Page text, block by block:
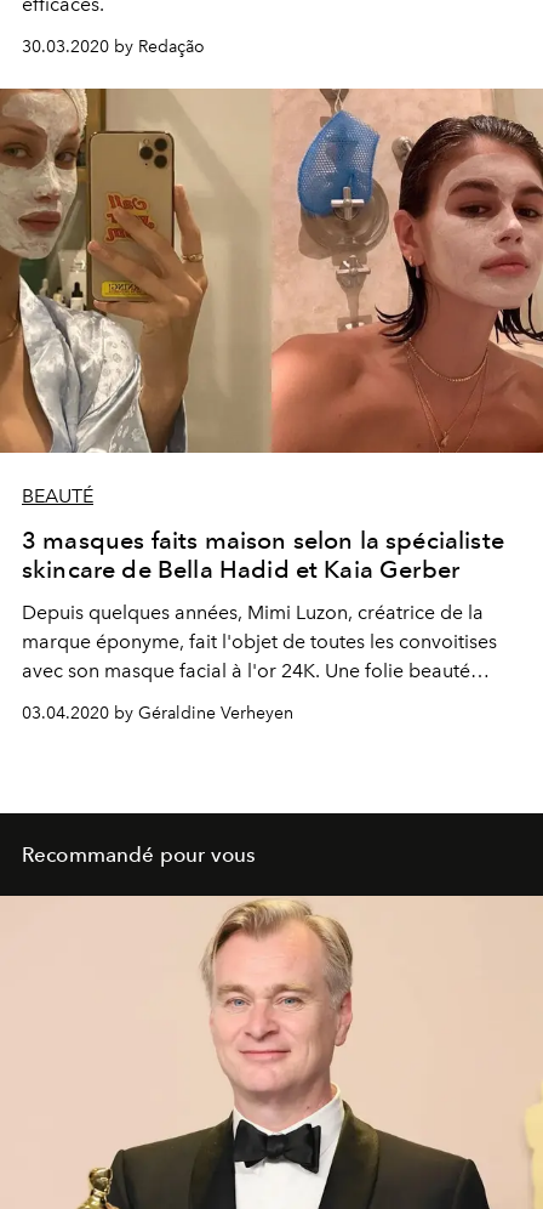
30.03.2020 by Redação
BEAUTÉ
3 masques faits maison selon la spécialiste
skincare de Bella Hadid et Kaia Gerber
Depuis quelques années, Mimi Luzon, créatrice de la
marque éponyme, fait l'objet de toutes les convoitises
avec son masque facial à l'or 24K. Une folie beauté
plébiscitée par les plus grandes stars, à l'instar de Kaia
Gerber ou Bella Hadid. En période de quarantaine, la
tous leurs bienfaits.
03.04.2020 by Géraldine Verheyen
Recommandé pour vous